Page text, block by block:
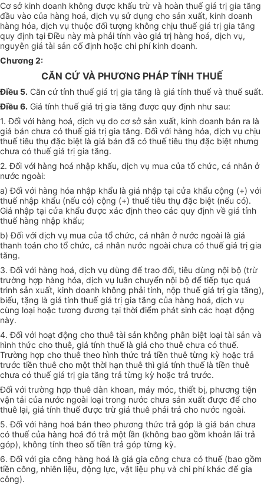
Cơ sở kinh doanh không được khấu trừ và hoàn thuế giá trị gia tăng
đầu vào của hàng hoá, dịch vụ sử dụng cho sản xuất, kinh doanh
hàng hóa, dịch vụ thuộc đối tượng không chịu thuế giá trị gia tăng
quy định tại Điều này mà phải tính vào giá trị hàng hoá, dịch vụ,
nguyên giá tài sản cố định hoặc chi phí kinh doanh.
Chương 2:
CĂN CỨ VÀ PHƯƠNG PHÁP TÍNH THUẾ
Điều 5. Căn cứ tính thuế giá trị gia tăng là giá tính thuế và thuế suất.
Điều 6. Giá tính thuế giá trị gia tăng được quy định như sau:
1. Đối với hàng hoá, dịch vụ do cơ sở sản xuất, kinh doanh bán ra là
giá bán chưa có thuế giá trị gia tăng. Đối với hàng hóa, dịch vụ chịu
thuế tiêu thụ đặc biệt là giá bán đã có thuế tiêu thụ đặc biệt nhưng
chưa có thuế giá trị gia tăng.
2. Đối với hàng hoá nhập khẩu, dịch vụ mua của tổ chức, cá nhân ở
nước ngoài:
a) Đối với hàng hóa nhập khẩu là giá nhập tại cửa khẩu cộng (+) với
thuế nhập khẩu (nếu có) cộng (+) thuế tiêu thụ đặc biệt (nếu có).
Giá nhập tại cửa khẩu được xác định theo các quy định về giá tính
thuế hàng nhập khẩu;
b) Đối với dịch vụ mua của tổ chức, cá nhân ở nước ngoài là giá
thanh toán cho tổ chức, cá nhân nước ngoài chưa có thuế giá trị gia
tăng.
3. Đối với hàng hoá, dịch vụ dùng để trao đổi, tiêu dùng nội bộ (trừ
trường hợp hàng hóa, dịch vụ luân chuyển nội bộ để tiếp tục quá
trình sản xuất, kinh doanh không phải tính, nộp thuế giá trị gia tăng),
biếu, tặng là giá tính thuế giá trị gia tăng của hàng hoá, dịch vụ
cùng loại hoặc tương đương tại thời điểm phát sinh các hoạt động
này.
4. Đối với hoạt động cho thuê tài sản không phân biệt loại tài sản và
hình thức cho thuê, giá tính thuế là giá cho thuê chưa có thuế.
Trường hợp cho thuê theo hình thức trả tiền thuê từng kỳ hoặc trả
trước tiền thuê cho một thời hạn thuê thì giá tính thuế là tiền thuê
chưa có thuế giá trị gia tăng trả từng kỳ hoặc trả trước.
Đối với trường hợp thuê dàn khoan, máy móc, thiết bị, phương tiện
vận tải của nước ngoài loại trong nước chưa sản xuất được để cho
thuê lại, giá tính thuế được trừ giá thuê phải trả cho nước ngoài.
5. Đối với hàng hoá bán theo phương thức trả góp là giá bán chưa
có thuế của hàng hoá đó trả một lần (không bao gồm khoản lãi trả
góp), không tính theo số tiền trả góp từng kỳ.
6. Đối với gia công hàng hoá là giá gia công chưa có thuế (bao gồm
tiền công, nhiên liệu, động lực, vật liệu phụ và chi phí khác để gia
công).